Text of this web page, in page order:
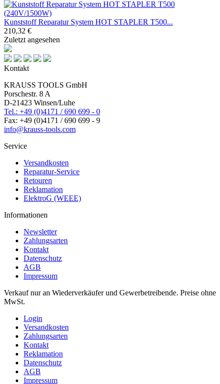
Kunststoff Reparatur System HOT STAPLER T500...
210,32 €
Zuletzt angesehen
Kontakt
KRAUSS TOOLS GmbH
Porschestr. 8 A
D-21423 Winsen/Luhe
Tel.: +49 (0)4171 / 690 699 - 0
Fax: +49 (0)4171 / 690 699 - 9
info@krauss-tools.com
Service
Versandkosten
Reparatur-Service
Retouren
Reklamation
ElektroG (WEEE)
Informationen
Newsletter
Zahlungsarten
Kontakt
Datenschutz
AGB
Impressum
Verkauf nur an Wiederverkäufer und Gewerbetreibende. Preise ohne
MwSt.
Login
Versandkosten
Zahlungsarten
Kontakt
Reklamation
Datenschutz
AGB
Impressum